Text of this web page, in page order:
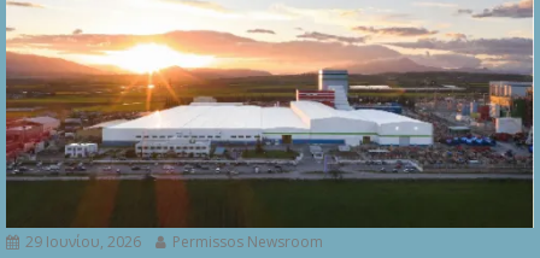
29 Ιουνίου, 2026 Permissos Newsroom